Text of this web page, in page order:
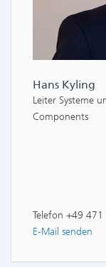
Hans Kyling
Leiter Systeme
Components
Telefon +49
E-Mail senden